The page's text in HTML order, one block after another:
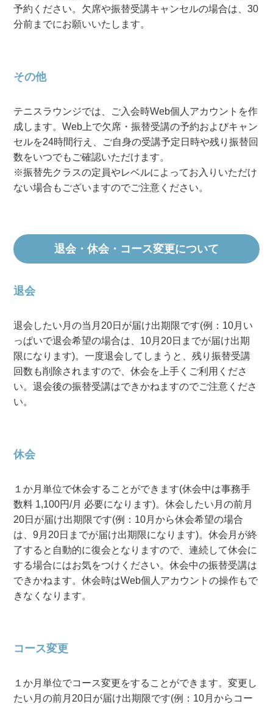
予約ください。欠席や振替受講キャンセルの場合は、30
分前までにお願いいたします。
その他
テニスラウンジでは、ご入会時Web個人アカウントを作
成します。Web上で欠席・振替受講の予約およびキャン
セルを24時間行え、ご自身の受講予定日時や残り振替回
数をいつでもご確認いただけます。
※振替先クラスの定員やレベルによってお入りいただけ
ない場合もございますのでご注意ください。
退会・休会・コース変更について
退会
退会したい月の当月20日が届け出期限です(例：10月い
っぱいで退会希望の場合は、10月20日までが届け出期
限になります)。一度退会してしまうと、残り振替受講
回数も削除されますので、休会を上手くご利用くださ
い。退会後の振替受講はできかねますのでご注意くださ
い。
休会
１か月単位で休会することができます(休会中は事務手
数料 1,100円/月 必要になります)。休会したい月の前月
20日が届け出期限です(例：10月から休会希望の場合
は、9月20日までが届け出期限になります)。休会月が終
了すると自動的に復会となりますので、連続して休会に
する場合にはお気をつけください。休会中の振替受講は
できかねます。休会時はWeb個人アカウントの操作もで
きなくなります。
コース変更
１か月単位でコース変更をすることができます。変更し
たい月の前月20日が届け出期限です(例：10月からコー